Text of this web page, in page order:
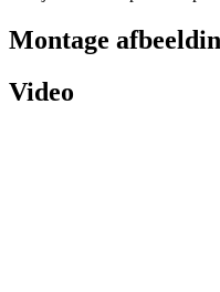
Montage
Video